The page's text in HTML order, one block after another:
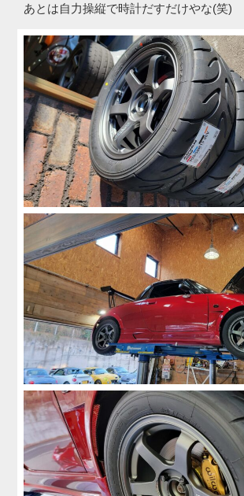
あとは自力操縦で時計だすだけやな(笑)